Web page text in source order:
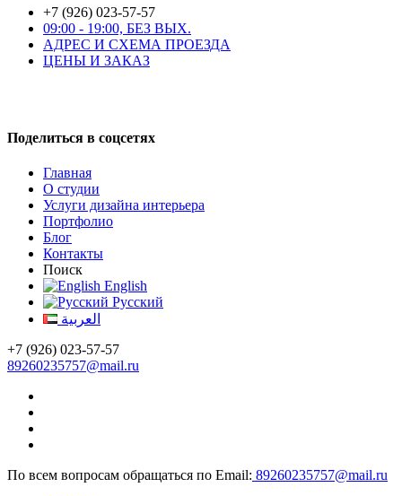
+7 (926) 023-57-57
09:00 - 19:00, БЕЗ ВЫХ.
АДРЕС И СХЕМА ПРОЕЗДА
ЦЕНЫ И ЗАКАЗ
Поделиться в соцсетях
Главная
О студии
Услуги дизайна интерьера
Портфолио
Блог
Контакты
Поиск
English
Русский
العربية
+7 (926) 023-57-57
89260235757@mail.ru
По всем вопросам обращаться по Email: 89260235757@mail.ru